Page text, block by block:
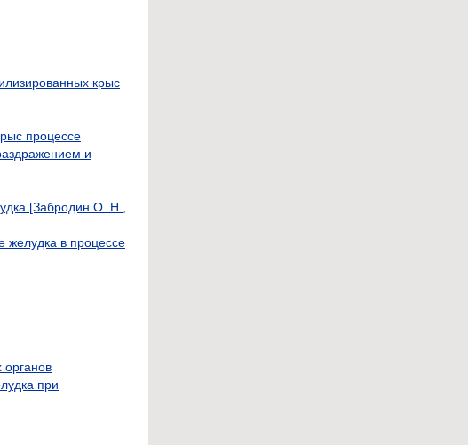
крыс
процессе
и
[Забродин О. Н.,
желудка в процессе
органов
при